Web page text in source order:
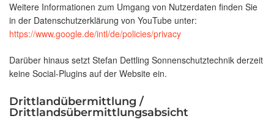
Weitere Informationen zum Umgang von Nutzerdaten finden Sie
in der Datenschutzerklärung von YouTube unter:
https://www.google.de/intl/de/policies/privacy
Darüber hinaus setzt Stefan Dettling Sonnenschutztechnik derzeit
keine Social-Plugins auf der Website ein.
Drittlandübermittlung /
Drittlandsübermittlungsabsicht